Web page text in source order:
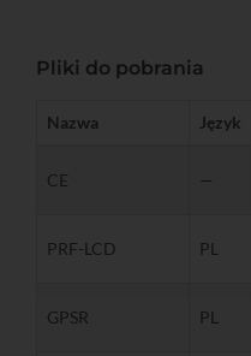
Pliki do pobrania
Nazwa Język
CE —
PRF-LCD PL
GPSR PL